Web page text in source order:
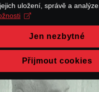
uložení, správě a analýze.
Jen nezbytné
Přijmout cookies